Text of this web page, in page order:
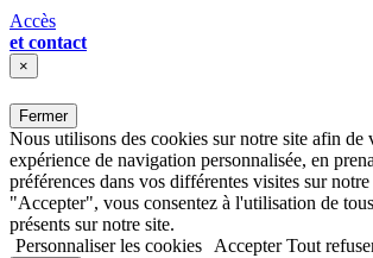
Accès
et contact
×
Fermer
Nous utilisons des cookies sur notre site afin de
expérience de navigation personnalisée, en
préférences dans vos différentes visites sur
"Accepter", vous consentez à l'utilisation de
présents sur notre site.
Personnaliser les cookies
Accepter Tout